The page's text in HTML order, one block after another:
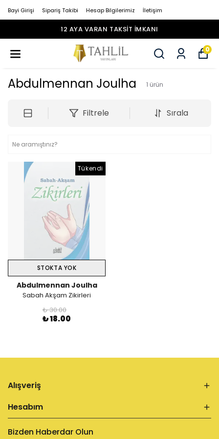
Bayi Girişi Sipariş Takibi Hesap Bilgilerimiz İletişim
12 AYA VARAN TAKSİT İMKANI
0
Abdulmennan Joulha 1 ürün
Filtrele Sırala
Tükendi
STOKTA YOK
Abdulmennan Joulha
Sabah Akşam Zikirleri
₺ 30.00
₺ 18.00
Alışveriş
Hesabım
Bizden Haberdar Olun